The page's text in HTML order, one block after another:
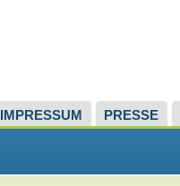
IMPRESSUM PRESSE